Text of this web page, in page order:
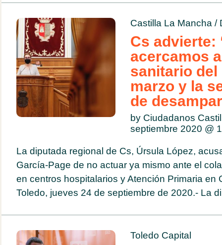
Castilla La Mancha /
Cs advierte:
acercamos
sanitario del
marzo y la
de
by Ciudadanos
septiembre 2020 @
La diputada regional de Cs, Úrsula López,
García-Page de no actuar ya mismo ante el
en centros hospitalarios y Atención Primaria en
Toledo, jueves 24 de septiembre de 2020.- La
Toledo Capital